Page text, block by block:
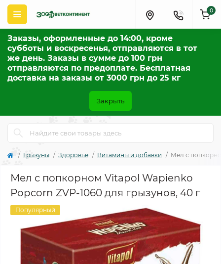
Заказы, оформленные до 14:00, кроме
субботы и воскресенья, отправляются в тот
же день. Заказы в сумме до 100 грн
отправляются по предоплате. Бесплатная
доставка на заказы от 3000 грн до 25 кг
Закрыть
0
Грызуны Здоровье Витамины и добавки Мел с
Мел с попкорном Vitapol Wapienko
Popcorn ZVP-1060 для грызунов, 40 г
Популярный